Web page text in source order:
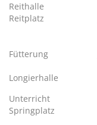
Reithalle
Reitplatz
Fütterung
Longierhalle
Unterricht
Springplatz